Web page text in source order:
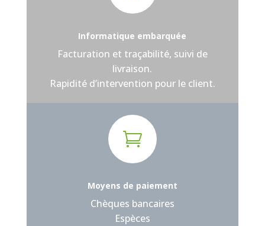
Informatique embarquée
Facturation et traçabilité, suivi de
livraison.
Rapidité d’intervention pour le client.

Moyens de paiement
Chèques bancaires
Espèces